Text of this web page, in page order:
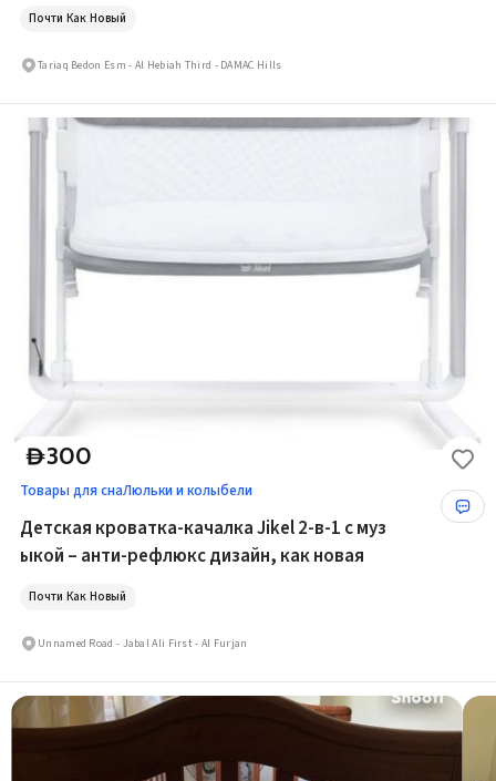
Почти Как Новый
Tariaq Bedon Esm - Al Hebiah Third - DAMAC Hills
D300
Товары для снаЛюльки и колыбели
Детская кроватка-качалка Jikel 2-в-1 с муз
ыкой – анти-рефлюкс дизайн, как новая
Почти Как Новый
Unnamed Road - Jabal Ali First - Al Furjan